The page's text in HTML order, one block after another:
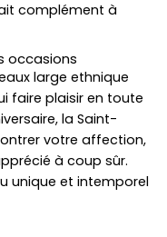
complément à
occasions
large ethnique
faire plaisir en toute
la Saint-
votre affection,
à coup sûr.
unique et intemporel